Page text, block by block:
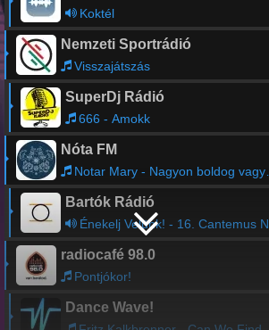
Koktél
Nemzeti Sportrádió
Visszajátszás
SuperDj Rádió
666 - Amokk
Nóta FM
Notar Mary - Nagyon boldog vagyok
Bartók Rádió
Énekelj Velünk! - 16. Cantemus Nemzetközi Kórusfesztivál
radiocafé 98.0
Pontjókor!
Dance Wave!